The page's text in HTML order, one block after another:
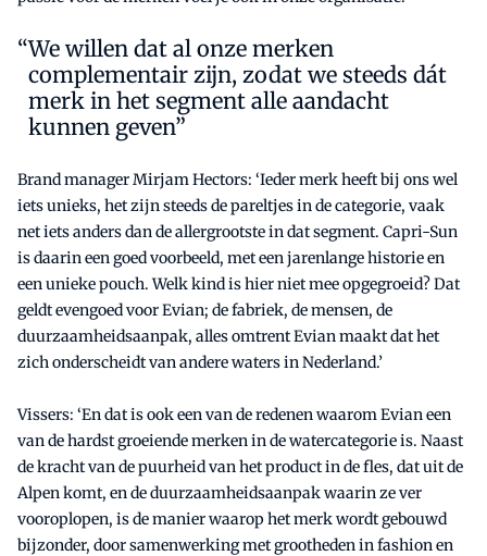
We willen dat al onze merken
complementair zijn, zodat we steeds dát
merk in het segment alle aandacht
kunnen geven”
Brand manager Mirjam Hectors: ‘Ieder merk heeft bij ons wel
iets unieks, het zijn steeds de pareltjes in de categorie, vaak
net iets anders dan de allergrootste in dat segment. Capri-Sun
is daarin een goed voorbeeld, met een jarenlange historie en
een unieke pouch. Welk kind is hier niet mee opgegroeid? Dat
geldt evengoed voor Evian; de fabriek, de mensen, de
duurzaamheidsaanpak, alles omtrent Evian maakt dat het
zich onderscheidt van andere waters in Nederland.’
Vissers: ‘En dat is ook een van de redenen waarom Evian een
van de hardst groeiende merken in de watercategorie is. Naast
de kracht van de puurheid van het product in de fles, dat uit de
Alpen komt, en de duurzaamheidsaanpak waarin ze ver
vooroplopen, is de manier waarop het merk wordt gebouwd
bijzonder, door samenwerking met grootheden in fashion en